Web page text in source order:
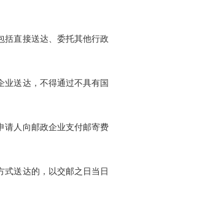
直接送达、委托其他行政
送达，不得通过不具有国
人向邮政企业支付邮寄费
送达的，以交邮之日当日